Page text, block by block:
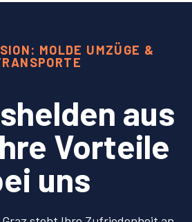
MOLDE UMZÜGE &
aus
Vorteile
uns